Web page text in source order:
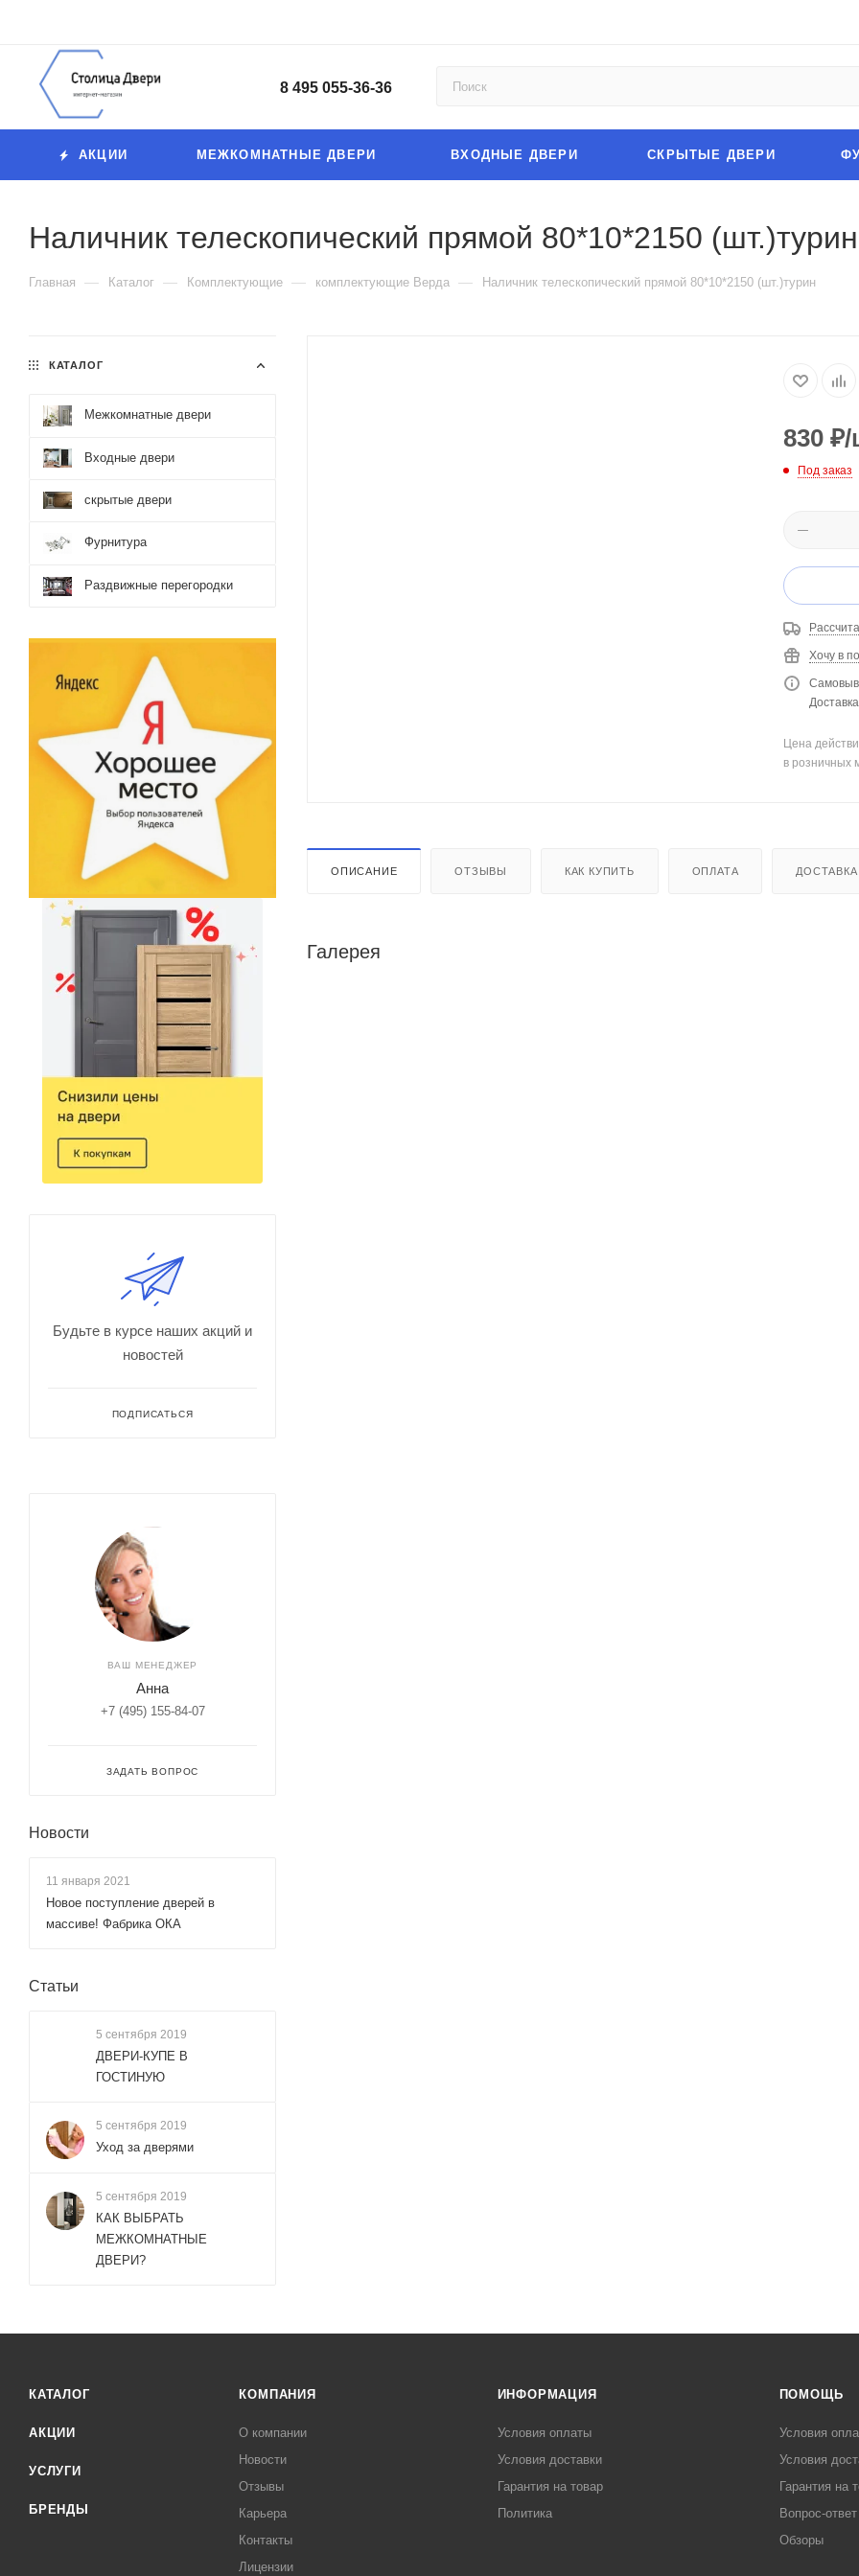
8 495 055-36-36
АКЦИИ МЕЖКОМНАТНЫЕ ДВЕРИ ВХОДНЫЕ ДВЕРИ СКРЫТЫЕ ДВЕРИ
Наличник телескопический прямой 80*10*2150 (шт.)турин
Главная — Каталог — Комплектующие — комплектующие Верда — Наличник телескопический прямой 80*10*2150 (шт.)турин
830 ₽/
Под заказ
Хочу в
Цена
в розничных
ОПИСАНИЕ ОТЗЫВЫ КАК КУПИТЬ ОПЛАТА ДОСТАВКА
Галерея
КАТАЛОГ
Межкомнатные двери
Входные двери
скрытые двери
Фурнитура
Раздвижные перегородки
Будьте в курсе наших акций и
новостей
ПОДПИСАТЬСЯ
ВАШ МЕНЕДЖЕР
Анна
+7 (495) 155-84-07
ЗАДАТЬ ВОПРОС
Новости
11 января 2021
Новое поступление дверей в
массиве! Фабрика ОКА
Статьи
5 сентября 2019
ДВЕРИ-КУПЕ В
ГОСТИНУЮ
5 сентября 2019
Уход за дверями
5 сентября 2019
КАК ВЫБРАТЬ
МЕЖКОМНАТНЫЕ
ДВЕРИ?
КАТАЛОГ
АКЦИИ
УСЛУГИ
БРЕНДЫ
КОМПАНИЯ
О компании
Новости
Отзывы
Карьера
Контакты
Лицензии
ИНФОРМАЦИЯ
Условия оплаты
Условия доставки
Гарантия на товар
Политика
ПОМОЩЬ
Условия
Условия
Гарантия на
Вопрос-ответ
Обзоры